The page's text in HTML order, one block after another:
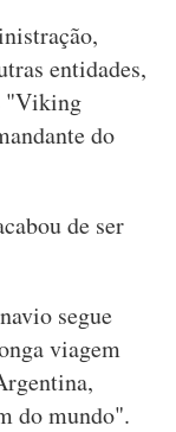
entidades,
"Viking
do
de ser
segue
viagem
do mundo".